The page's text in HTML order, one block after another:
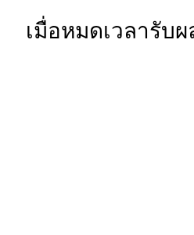
เมื่อหมดเวลารับ